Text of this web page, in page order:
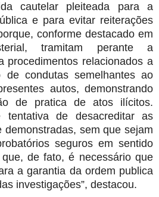
cautelar pleiteada para a
e para evitar reiterações
conforme destacado em
tramitam perante a
procedimentos relacionados a
de condutas semelhantes ao
autos, demonstrando
de pratica de atos ilícitos.
tentativa de desacreditar as
demonstradas, sem que sejam
seguros em sentido
de fato, é necessário que
a garantia da ordem publica
investigações”, destacou.